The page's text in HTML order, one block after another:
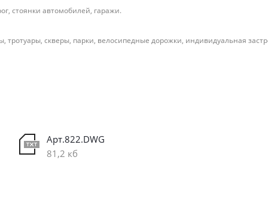
стоянки автомобилей, гаражи.
тротуары, скверы, парки, велосипедные дорожки, индивидуальная
Арт.822.DWG
81,2 кб